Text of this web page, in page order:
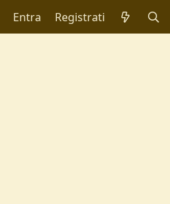
Entra Registrati